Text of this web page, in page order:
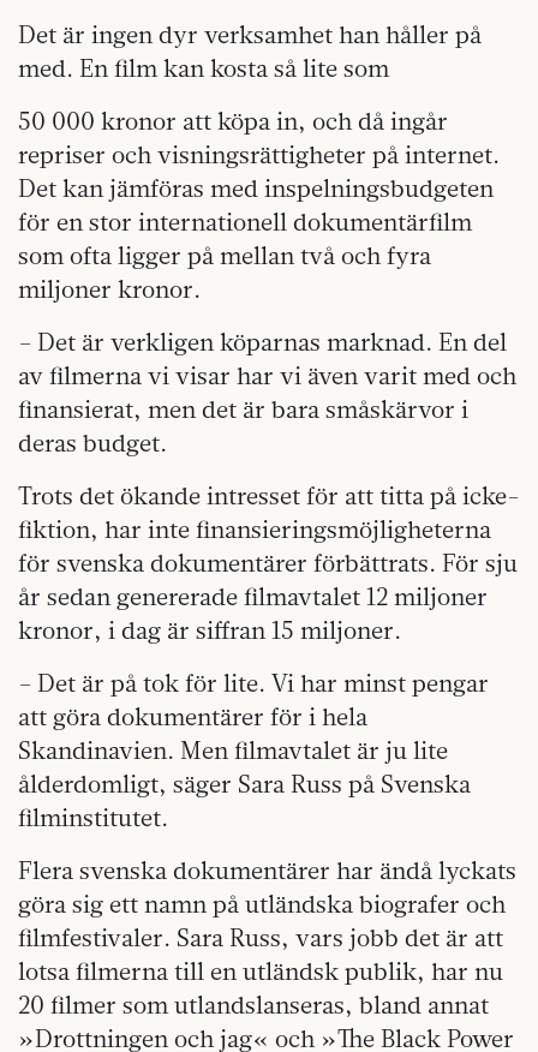
Det är ingen dyr verksamhet han håller på
med. En film kan kosta så lite som
50 000 kronor att köpa in, och då ingår
repriser och visningsrättigheter på internet.
Det kan jämföras med inspelningsbudgeten
för en stor internationell dokumentärfilm
som ofta ligger på mellan två och fyra
miljoner kronor.
– Det är verkligen köparnas marknad. En del
av filmerna vi visar har vi även varit med och
finansierat, men det är bara småskärvor i
deras budget.
Trots det ökande intresset för att titta på icke-
fiktion, har inte finansieringsmöjligheterna
för svenska dokumentärer förbättrats. För sju
år sedan genererade filmavtalet 12 miljoner
kronor, i dag är siffran 15 miljoner.
– Det är på tok för lite. Vi har minst pengar
att göra dokumentärer för i hela
Skandinavien. Men filmavtalet är ju lite
ålderdomligt, säger Sara Russ på Svenska
filminstitutet.
Flera svenska dokumentärer har ändå lyckats
göra sig ett namn på utländska biografer och
filmfestivaler. Sara Russ, vars jobb det är att
lotsa filmerna till en utländsk publik, har nu
20 filmer som utlandslanseras, bland annat
»Drottningen och jag« och »The Black Power